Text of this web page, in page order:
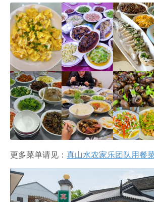
更多菜单请见： 真山水农家乐团队用餐